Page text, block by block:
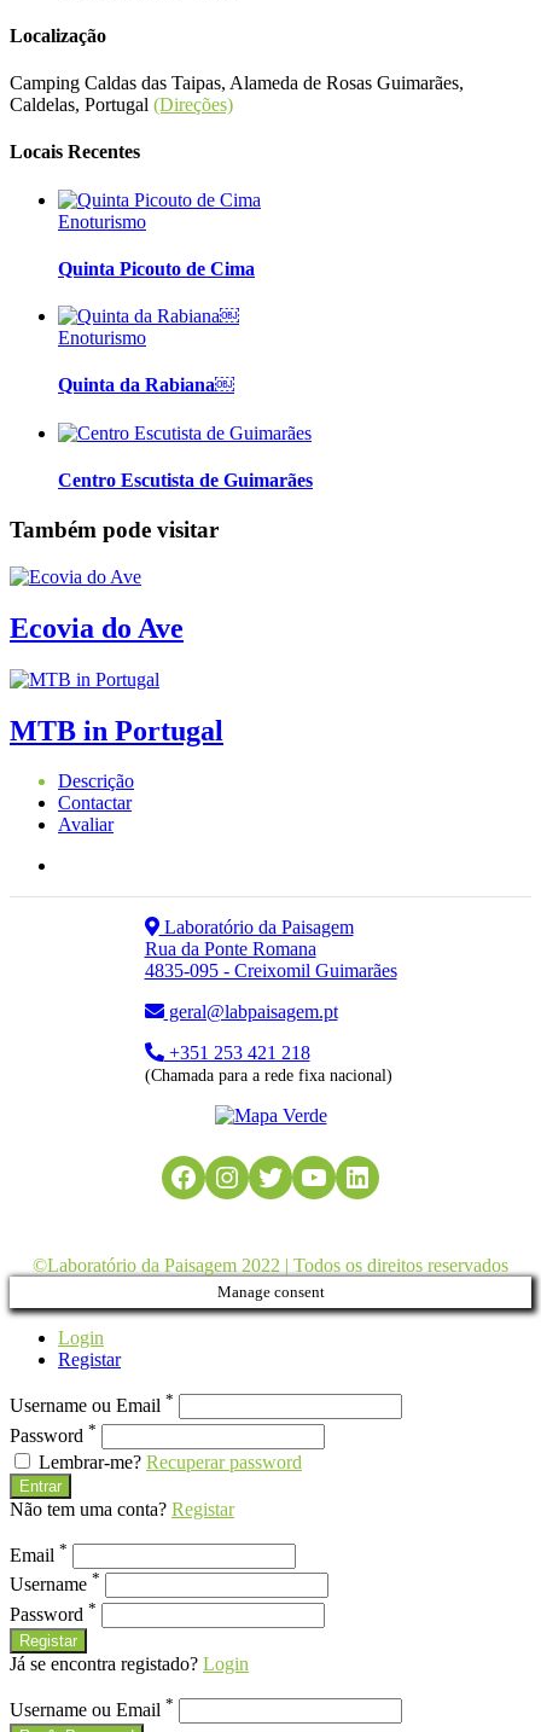
Localização
Camping Caldas das Taipas, Alameda de Rosas Guimarães,
Caldelas, Portugal (Direções)
Locais Recentes
Enoturismo
Quinta Picouto de Cima
Enoturismo
Quinta da Rabiana￼
Centro Escutista de Guimarães
Também pode visitar
Ecovia do Ave
MTB in Portugal
Descrição
Contactar
Avaliar
Laboratório da Paisagem
Rua da Ponte Romana
4835-095 - Creixomil Guimarães
geral@labpaisagem.pt
+351 253 421 218
(Chamada para a rede fixa nacional)
Facebook
Instagram
TwitterYouTubeLinkedIn
©Laboratório da Paisagem 2022 | Todos os direitos reservados
Manage consent
Login
Registar
Username ou Email *
Password *
Lembrar-me? Recuperar password
Entrar
Não tem uma conta? Registar
Email *
Username *
Password *
Registar
Já se encontra registado? Login
Username ou Email *